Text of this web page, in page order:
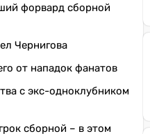
форвард сборной
Чернигова
от нападок фанатов
с экс-одноклубником
сборной – в этом